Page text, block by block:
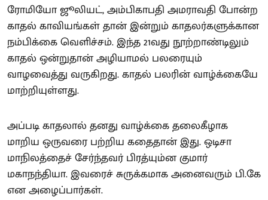
ரோமியோ ஜூலியட், அம்பிகாபதி அமராவதி போன்ற
காதல் காவியங்கள் தான் இன்றும் காதலர்களுக்கான
நம்பிக்கை வெளிச்சம். இந்த 21வது நூற்றாண்டிலும்
காதல் ஒன்றுதான் அழியாமல் பலரையும்
வாழவைத்து வருகிறது. காதல் பலரின் வாழ்க்கையே
மாற்றியுள்ளது.
அப்படி காதலால் தனது வாழ்க்கை தலைகீழாக
மாறிய ஒருவரை பற்றிய கதைதான் இது. ஒடிசா
மாநிலத்தைச் சேர்ந்தவர் பிரத்யும்ன குமார்
மகாநந்தியா. இவரைச் சுருக்கமாக அனைவரும் பி.கே
என அழைப்பார்கள்.